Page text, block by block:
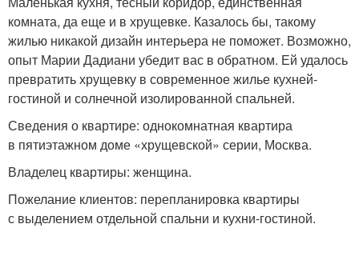
комната, да еще и в хрущевке. Казалось бы, такому
жилью никакой дизайн интерьера не поможет. Возможно,
опыт Марии Дадиани убедит вас в обратном. Ей удалось
превратить хрущевку в современное жилье кухней-
гостиной и солнечной изолированной спальней.
Сведения о квартире: однокомнатная квартира
в пятиэтажном доме «хрущевской» серии, Москва.
Владелец квартиры: женщина.
Пожелание клиентов: перепланировка квартиры
с выделением отдельной спальни и кухни-гостиной.